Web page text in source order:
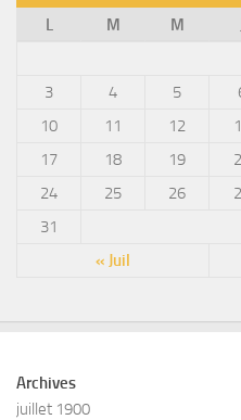
L
M M
« Juil
3
4 5
10
11 12
17
18 19
24
25 26
31
Archives
juillet 1900